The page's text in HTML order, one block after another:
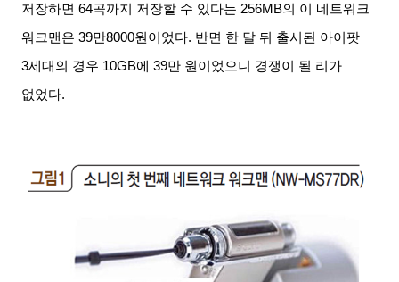
저장하면 64곡까지 저장할 수 있다는 256MB의 이 네트워크
워크맨은 39만8000원이었다. 반면 한 달 뒤 출시된 아이팟
3세대의 경우 10GB에 39만 원이었으니 경쟁이 될 리가
없었다.